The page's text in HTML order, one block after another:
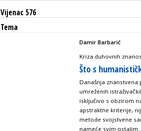
Vijenac 576
Tema
Damir Barbarić
Kriza duhovnih
Što s
Današnja
umreženih
isključivo s obzirom
apstraktne kriterije,
metode svojstvene
nameće svim ostalim